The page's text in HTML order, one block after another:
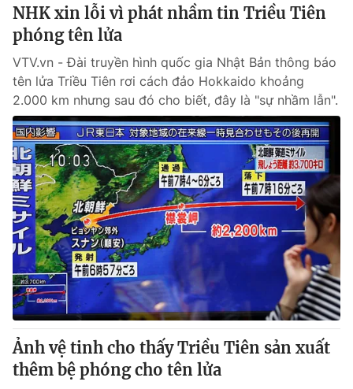
NHK xin lỗi vì phát nhầm tin Triều Tiên
phóng tên lửa
VTV.vn - Đài truyền hình quốc gia Nhật Bản thông báo
tên lửa Triều Tiên rơi cách đảo Hokkaido khoảng
2.000 km nhưng sau đó cho biết, đây là "sự nhầm lẫn".
Ảnh vệ tinh cho thấy Triều Tiên sản xuất
thêm bệ phóng cho tên lửa